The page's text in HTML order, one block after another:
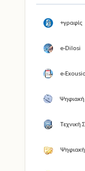
+γραφίς
e-Dilosi
e-
Τεχνική